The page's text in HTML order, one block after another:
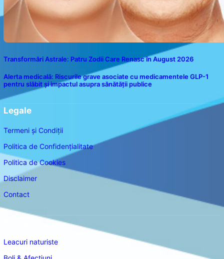
Transformări Astrale: Patru Zodii Care Renasc în August 2026
Alerta medicală: Riscurile grave asociate cu medicamentele GLP-1
pentru slăbit și impactul asupra sănătății publice
Legale
Termeni și Condiții
Politica de Confidențialitate
Politica de Cookies
Disclaimer
Contact
Leacuri naturiste